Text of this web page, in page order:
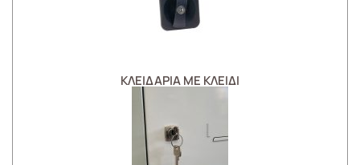
ΚΛΕΙΔΑΡΙΑ ΜΕ ΚΛΕΙΔΙ